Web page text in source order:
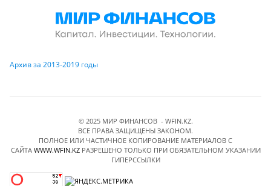
Архив за 2013-2019 годы
© 2025 МИР ФИНАНСОВ - WFIN.KZ.
ВСЕ ПРАВА ЗАЩИЩЕНЫ ЗАКОНОМ.
ПОЛНОЕ ИЛИ ЧАСТИЧНОЕ КОПИРОВАНИЕ МАТЕРИАЛОВ C
САЙТА WWW.WFIN.KZРАЗРЕШЕНО ТОЛЬКО ПРИ ОБЯЗАТЕЛЬНОМ УКАЗАНИИ
ГИПЕРССЫЛКИ